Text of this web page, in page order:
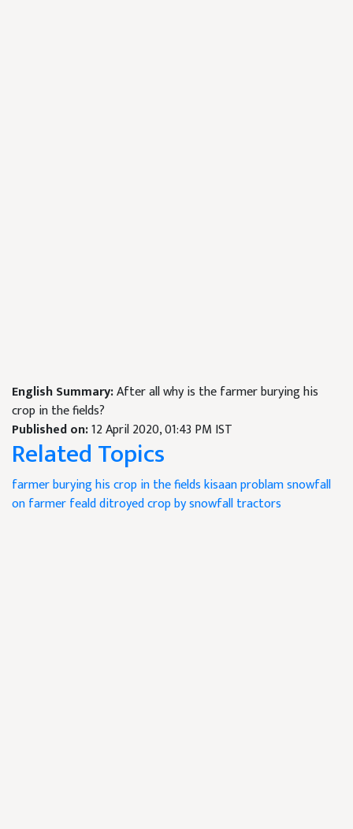
English Summary:After all why is the farmer burying his
crop in the fields?
Published on:12 April 2020, 01:43 PM IST
Related Topics
farmer burying his crop in the fieldskisaan problamsnowfall
on farmer fealdditroyed crop by snowfalltractors